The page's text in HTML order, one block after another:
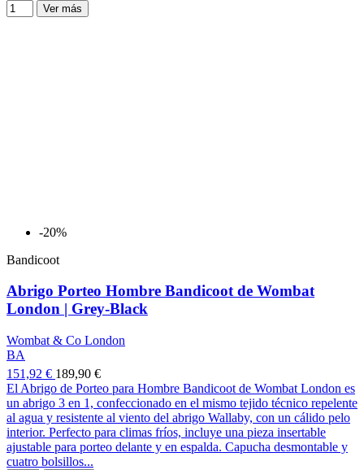
Ver más
-20%
Bandicoot
Abrigo Porteo Hombre Bandicoot de Wombat
London | Grey-Black
Wombat & Co London
BA
151,92 € 189,90 €
El Abrigo de Porteo para Hombre Bandicoot de Wombat London es
un abrigo 3 en 1, confeccionado en el mismo tejido técnico repelente
al agua y resistente al viento del abrigo Wallaby, con un cálido pelo
interior. Perfecto para climas fríos, incluye una pieza insertable
ajustable para porteo delante y en espalda. Capucha desmontable y
cuatro bolsillos...